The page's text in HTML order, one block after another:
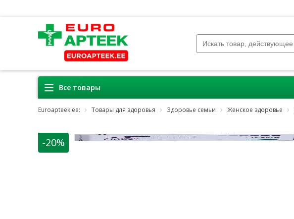
Все товары
Euroapteek.ee: Товары для здоровья Здоровье семьи Женское здоровье
-20%